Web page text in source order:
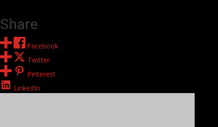
Share
Facebook
Twitter
Pinterest
LinkedIn